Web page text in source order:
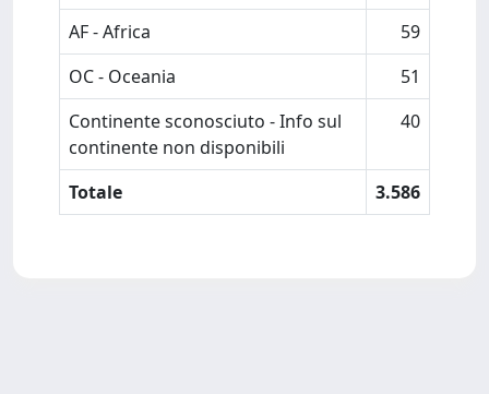
AF - Africa
59
OC - Oceania
51
Continente sconosciuto - Info sul
continente non disponibili
40
Totale 3.586